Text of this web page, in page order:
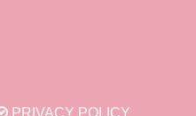
PRIVACY POLICY